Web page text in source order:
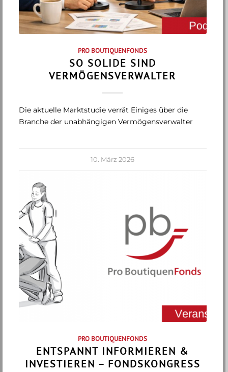
PRO BOUTIQUENFONDS
SO SOLIDE SIND
VERMÖGENSVERWALTER
Die aktuelle Marktstudie verrät Einiges über die
Branche der unabhängigen Vermögensverwalter
10. März 2026
PRO BOUTIQUENFONDS
ENTSPANNT INFORMIEREN &
INVESTIEREN – FONDSKONGRESS